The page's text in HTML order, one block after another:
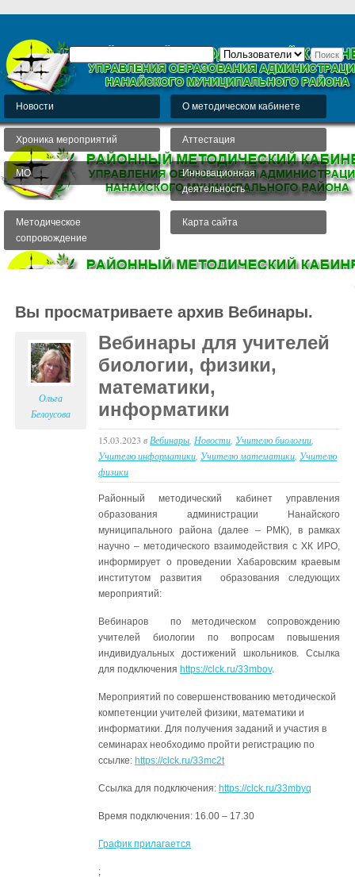
Новости О методическом кабинете
Хроника мероприятий Аттестация
МО
Инновационная
деятельность
Методическое
сопровождение
Карта сайта
Вы просматриваете архив Вебинары.
Ольга
Белоусова
Вебинары для учителей
биологии, физики,
математики,
информатики
15.03.2023 в Вебинары Новости Учителю биологии
Учителю информатики Учителю математики Учителю
физики
Районный методический кабинет управления
образования администрации Нанайского
муниципального района (далее – РМК), в рамках
научно – методического взаимодействия с ХК ИРО,
информирует о проведении Хабаровским краевым
институтом развития образования следующих
мероприятий:
Вебинаров по методическом сопровождению
учителей биологии по вопросам повышения
индивидуальных достижений школьников. Ссылка
для подключения https://clck.ru/33mbov.
Мероприятий по совершенствованию методической
компетенции учителей физики, математики и
информатики. Для получения заданий и участия в
семинарах необходимо пройти регистрацию по
ссылке: https://clck.ru/33mc2t
Ссылка для подключения: https://clck.ru/33mbyq
Время подключения: 16.00 – 17.30
График прилагается
;